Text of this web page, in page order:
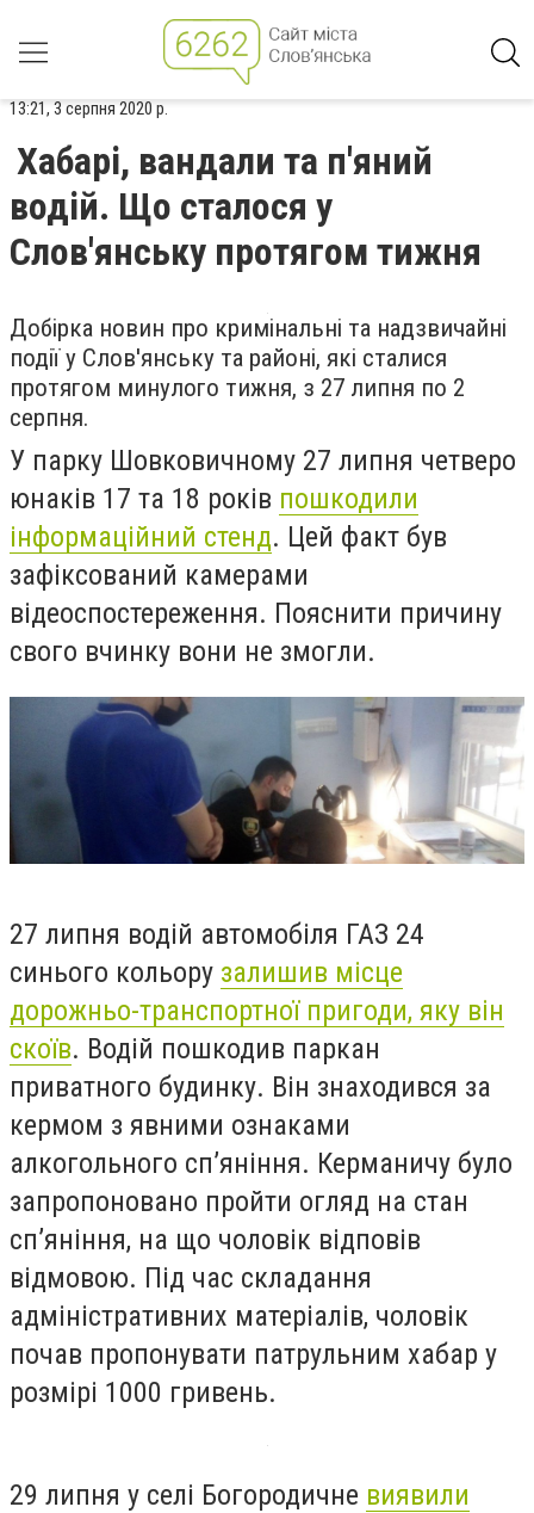
13:21, 3 серпня 2020 р.
Хабарі, вандали та п'яний
водій. Що сталося у
Слов'янську протягом тижня
Добірка новин про кримінальні та надзвичайні
події у Слов'янську та районі, які сталися
протягом минулого тижня, з 27 липня по 2
серпня.
У парку Шовковичному 27 липня четверо
юнаків 17 та 18 років пошкодили
інформаційний стенд. Цей факт був
зафіксований камерами
відеоспостереження. Пояснити причину
свого вчинку вони не змогли.
27 липня водій автомобіля ГАЗ 24
синього кольору залишив місце
дорожньо-транспортної пригоди, яку він
скоїв. Водій пошкодив паркан
приватного будинку. Він знаходився за
кермом з явними ознаками
алкогольного сп’яніння. Керманичу було
запропоновано пройти огляд на стан
сп’яніння, на що чоловік відповів
відмовою. Під час складання
адміністративних матеріалів, чоловік
почав пропонувати патрульним хабар у
розмірі 1000 гривень.
29 липня у селі Богородичне виявили